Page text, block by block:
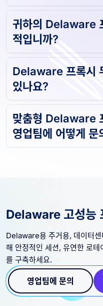
귀하의 Delaware
적입니까?
Delaware 프록시
있나요?
맞춤형 Delaware
영업팀에 어떻게 문
Delaware 고성능
Delaware용 주거용, 데이터
해 안정적인 세션, 유연한 로
를 구축하세요.
영업팀에 문의